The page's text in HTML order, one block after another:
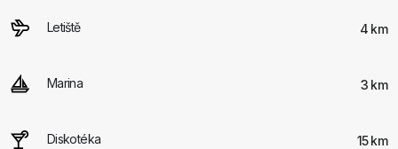
Letiště 4 km
Marina 3 km
Diskotéka 15 km